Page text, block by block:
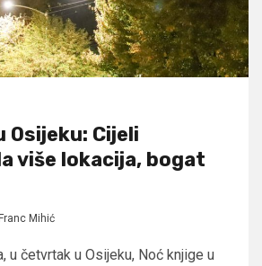
Osijeku: Cijeli
više lokacija, bogat
Mihić
u četvrtak u Osijeku, Noć knjige u